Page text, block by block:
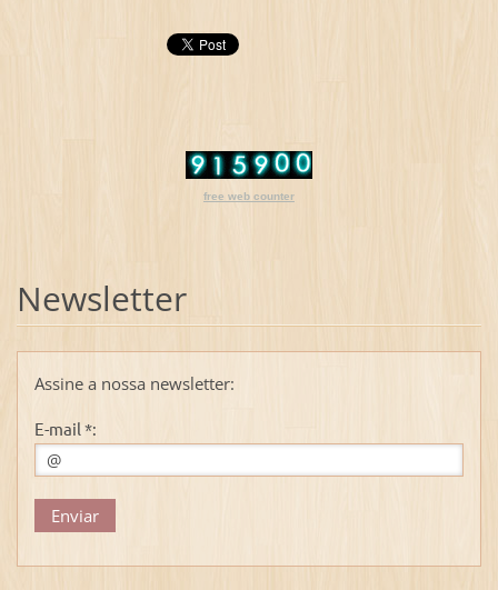
free web counter
Newsletter
Assine a nossa newsletter:
E-mail *: